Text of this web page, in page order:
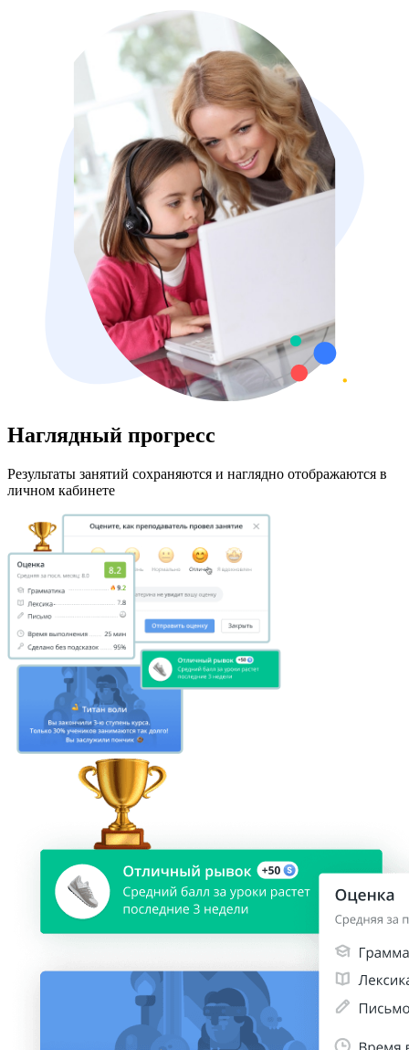
Наглядный прогресс
Результаты занятий сохраняются и наглядно отображаются в
личном кабинете